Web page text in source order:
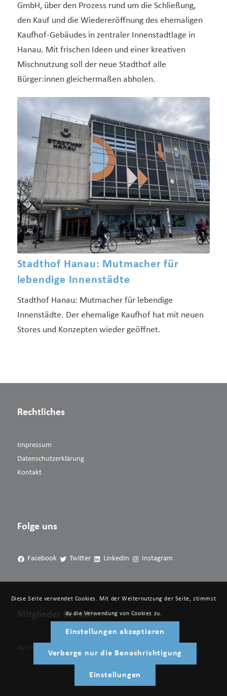
GmbH, über den Prozess rund um die Schließung,
den Kauf und die Wiedereröffnung des ehemaligen
Kaufhof-Gebäudes in zentraler Innenstadtlage in
Hanau. Mit frischen Ideen und einer kreativen
Mischnutzung soll der neue Stadthof alle
Bürger:innen gleichermaßen abholen.
Stadthof Hanau: Mutmacher für
lebendige Innenstädte
Stadthof Hanau: Mutmacher für lebendige
Innenstädte. Der ehemalige Kaufhof hat mit neuen
Stores und Konzepten wieder geöffnet.
Rechtliches
Impressum
Datenschutzerklärung
Kontakt
Folge uns
Facebook Twitter LinkedIn Instagram
Mitglieder Bereich
Diese Seite verwendet Cookies. Mit der Weiternutzung der Seite, stimmst
du die Verwendung von Cookies zu.
Einstellungen akzeptieren
Verberge nur die Benachrichtigung
Einstellungen